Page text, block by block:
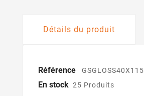
Détails du produit
Référence GSGLOSS40X115
En stock 25 Produits